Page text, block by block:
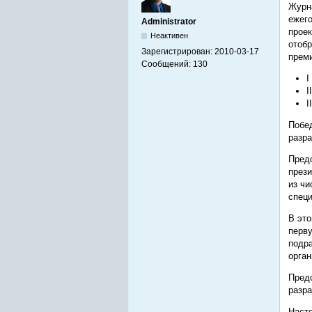
Administrator
Неактивен
Зарегистрирован: 2010-03-17
Сообщений: 130
из
В